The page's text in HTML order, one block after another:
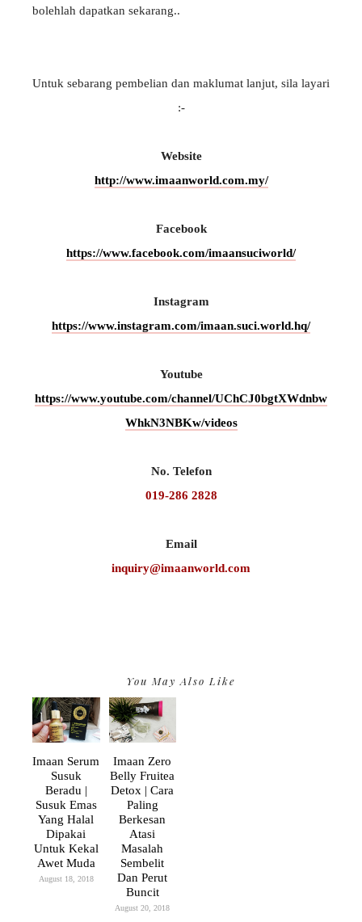
bolehlah dapatkan sekarang..
Untuk sebarang pembelian dan maklumat lanjut, sila layari
:-
Website
http://www.imaanworld.com.my/
Facebook
https://www.facebook.com/imaansuciworld/
Instagram
https://www.instagram.com/imaan.suci.world.hq/
Youtube
https://www.youtube.com/channel/UChCJ0bgtXWdnbw
WhkN3NBKw/videos
No. Telefon
019-286 2828
Email
inquiry@imaanworld.com
You May Also Like
Imaan Serum
Susuk
Beradu |
Susuk Emas
Yang Halal
Dipakai
Untuk Kekal
Awet Muda
August 18, 2018
Imaan Zero
Belly Fruitea
Detox | Cara
Paling
Berkesan
Atasi
Masalah
Sembelit
Dan Perut
Buncit
August 20, 2018